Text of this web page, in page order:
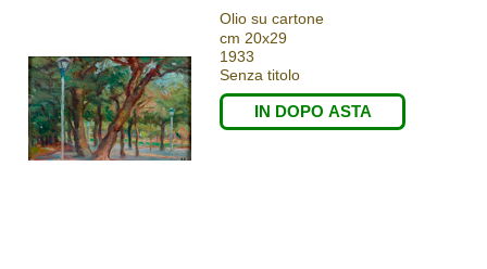
Olio su cartone
cm 20x29
1933
Senza titolo
IN DOPO ASTA